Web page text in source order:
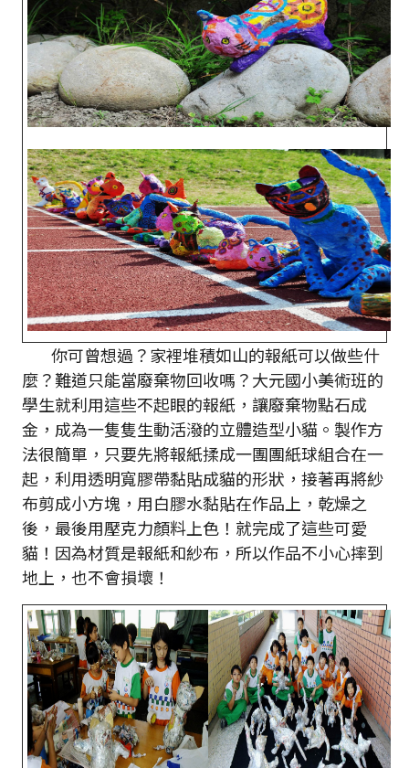
你可曾想過？家裡堆積如山的報紙可以做些什
麼？難道只能當廢棄物回收嗎？大元國小美術班的
學生就利用這些不起眼的報紙，讓廢棄物點石成
金，成為一隻隻生動活潑的立體造型小貓。製作方
法很簡單，只要先將報紙揉成一團團紙球組合在一
起，利用透明寬膠帶黏貼成貓的形狀，接著再將紗
布剪成小方塊，用白膠水黏貼在作品上，乾燥之
後，最後用壓克力顏料上色！就完成了這些可愛
貓！因為材質是報紙和紗布，所以作品不小心摔到
地上，也不會損壞！